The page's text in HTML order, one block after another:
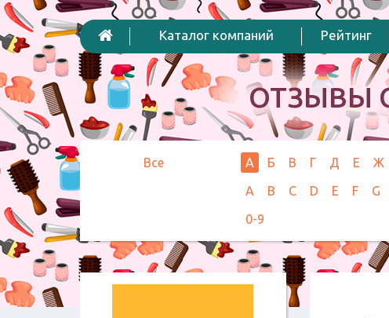
Каталог компаний Рейтинг
ОТЗЫВЫ
Все А Б В Г Д Е Ж
A
B C D E F G
0-9